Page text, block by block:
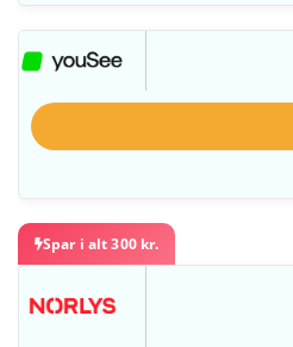
Spar i alt 300 kr.